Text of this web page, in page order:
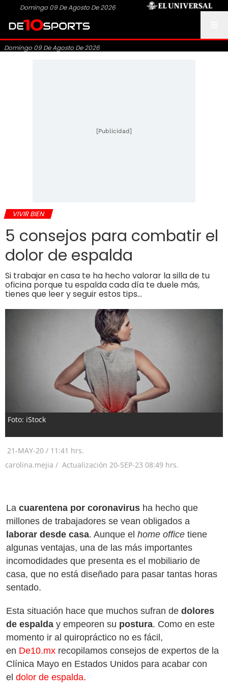
Domingo 09 De Agosto De 2026
Domingo 09 De Agosto De 2026
[Publicidad]
VIVIR BIEN
5 consejos para combatir el
dolor de espalda
Si trabajar en casa te ha hecho valorar la silla de tu
oficina porque tu espalda cada día te duele más,
tienes que leer y seguir estos tips…
Foto: iStock
21-MAY-20 / 11:41 hrs.
carolina.mejia / Actualización 20-SEP-23 08:49 hrs.
La cuarentena por coronavirus ha hecho que
millones de trabajadores se vean obligados a
laborar desde casa. Aunque el home office tiene
algunas ventajas, una de las más importantes
incomodidades que presenta es el mobiliario de
casa, que no está diseñado para pasar tantas horas
sentado.
Esta situación hace que muchos sufran de dolores
de espalda y empeoren su postura. Como en este
momento ir al quiropráctico no es fácil,
en De10.mx recopilamos consejos de expertos de la
Clínica Mayo en Estados Unidos para acabar con
el dolor de espalda.